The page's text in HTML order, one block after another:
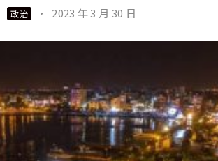
政治 · 2023 年 3 月 30 日